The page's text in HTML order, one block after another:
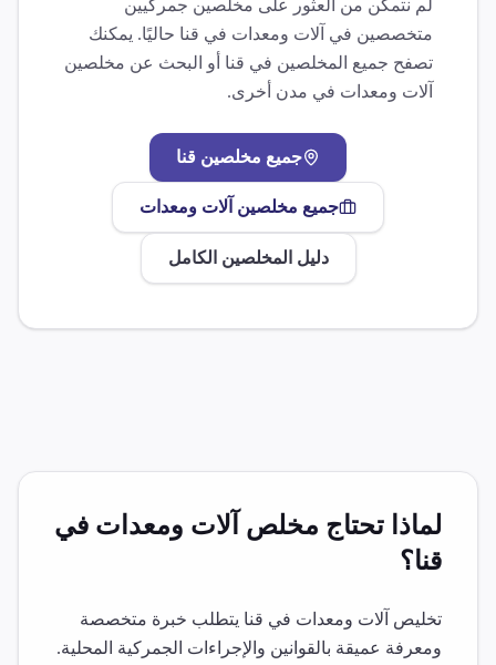
لم نتمكن من العثور على مخلصين جمركيين
متخصصين في آلات ومعدات في قنا حاليًا. يمكنك
تصفح جميع المخلصين في قنا أو البحث عن مخلصين
آلات ومعدات في مدن أخرى.
جميع مخلصين قنا
جميع مخلصين آلات ومعدات
دليل المخلصين الكامل
لماذا تحتاج مخلص آلات ومعدات في
قنا؟
تخليص آلات ومعدات في قنا يتطلب خبرة متخصصة
ومعرفة عميقة بالقوانين والإجراءات الجمركية المحلية.